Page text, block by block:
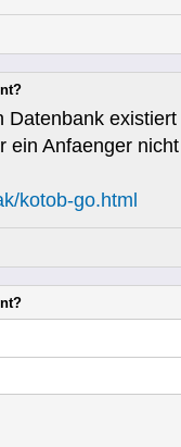
Anfaenger
kotob-go.html